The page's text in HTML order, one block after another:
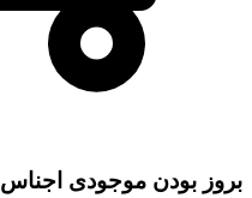
بروز بودن موجودی اجناس